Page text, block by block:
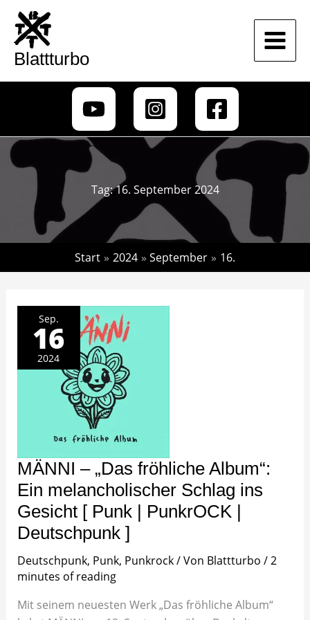
Zum
Inhalt
springen
Blattturbo
Tag:16. September 2024
Start 2024 September 16.
Sep.
16
2024
MÄNNI – „Das fröhliche Album“:
Ein melancholischer Schlag ins
Gesicht [ Punk | PunkrOCK |
Deutschpunk ]
Deutschpunk, Punk, Punkrock/ Von Blattturbo /2
minutes of reading
Mit seinem neuesten Werk „Das fröhliche Album“
–
„Das
fröhliche
Album“:
Ein
melancholischer
Schlag
Gesicht
PunkrOCK
Deutschpunk
]